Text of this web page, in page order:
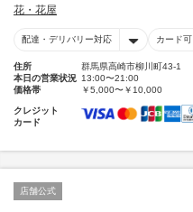
花・花屋
配達・デリバリー対応 カード可
住所
群馬県高崎市柳川町43-1
本日の営業状況 13:00〜21:00
価格帯
￥5,000〜￥10,000
クレジット
カード
店舗公式